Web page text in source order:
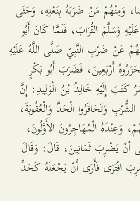
وَمِنْهُمْ مَنْ ضَرَبَهُ بِنَعْلِهِ، وَحَثَى
وَسَلَّمَ التُّرَابَ، فَلَمَّا كَانَ أَبُو
عَنْ ضَرْبِ النَّبِيّ صَلَّى اللَّهُ عَلَيْهِ
أَرْبَعِينَ، فَضَرَبَ أَبُو بَكْرٍ
كَتَبَ إِلَيْهِ خَالِدُ بْنُ الْوَلِيدِ: إِنَّ
وَتَحَاقَرُوا الْحَدَّ وَالْعُقُوبَةَ،
الْمُهَاجِرُونَ الأَوَّلُونَ،
أنْ يَضْرِبَ ثَمَانِينَ، قَالَ: وَقَالَ
افْتَرَى فَأَرَى أَنْ يَجْعَلَهُ كَحَدِّ